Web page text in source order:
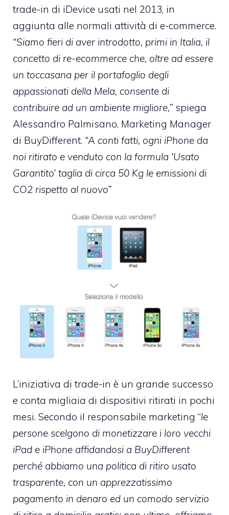
trade-in di iDevice usati nel 2013, in
aggiunta alle normali attività di e-commerce.
“Siamo fieri di aver introdotto, primi in Italia, il
concetto di re-ecommerce che, oltre ad essere
un toccasana per il portafoglio degli
appassionati della Mela, consente di
contribuire ad un ambiente migliore,” spiega
Alessandro Palmisano, Marketing Manager
di BuyDifferent. “A conti fatti, ogni iPhone da
noi ritirato e venduto con la formula ‘Usato
Garantito’ taglia di circa 50 Kg le emissioni di
CO2 rispetto al nuovo”
L’iniziativa di trade-in è un grande successo
e conta migliaia di dispositivi ritirati in pochi
mesi. Secondo il responsabile marketing “le
persone scelgono di monetizzare i loro vecchi
iPad e iPhone affidandosi a BuyDifferent
perché abbiamo una politica di ritiro usato
trasparente, con un apprezzatissimo
pagamento in denaro ed un comodo servizio